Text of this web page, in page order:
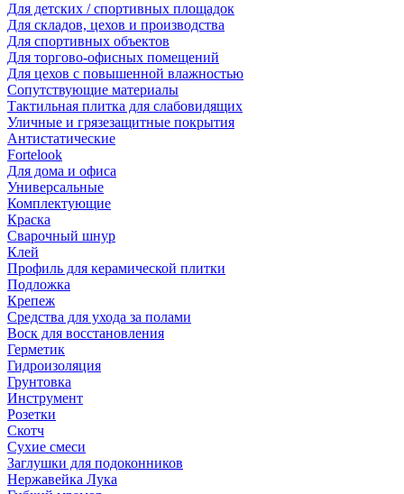
Для детских / спортивных площадок
Для складов, цехов и производства
Для спортивных объектов
Для торгово-офисных помещений
Для цехов с повышенной влажностью
Сопутствующие материалы
Тактильная плитка для слабовидящих
Уличные и грязезащитные покрытия
Антистатические
Fortelook
Для дома и офиса
Универсальные
Комплектующие
Краска
Сварочный шнур
Клей
Профиль для керамической плитки
Подложка
Крепеж
Средства для ухода за полами
Воск для восстановления
Герметик
Гидроизоляция
Грунтовка
Инструмент
Розетки
Скотч
Сухие смеси
Заглушки для подоконников
Нержавейка Лука